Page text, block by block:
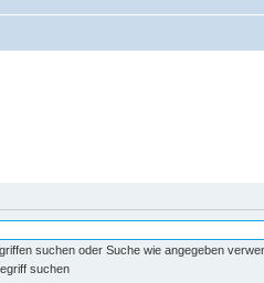
suchen oder Suche wie angegeben
suchen